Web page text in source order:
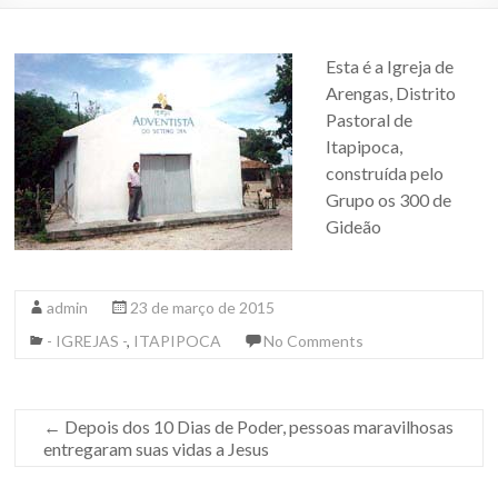
Esta é a Igreja de
Arengas, Distrito
Pastoral de
Itapipoca,
construída pelo
Grupo os 300 de
Gideão
admin
23 de março de 2015
- IGREJAS -, ITAPIPOCA No Comments
← Depois dos 10 Dias de Poder, pessoas maravilhosas
entregaram suas vidas a Jesus